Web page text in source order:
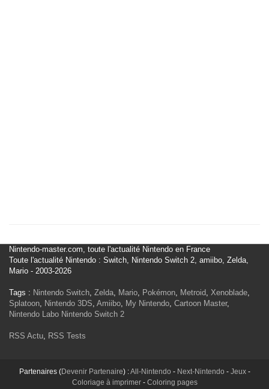
Nintendo-master.com, toute l'actualité Nintendo en France
Toute l'actualité Nintendo : Switch, Nintendo Switch 2, amiibo, Zelda,
Mario - 2003-2026
Tags : Nintendo Switch, Zelda, Mario, Pokémon, Metroid, Xenoblade,
Splatoon, Nintendo 3DS, Amiibo, My Nintendo, Cartoon Master,
Nintendo Labo Nintendo Switch 2
RSS Actu, RSS Tests
Partenaires (Devenir Partenaire) :All-Nintendo - Next-Nintendo - Jeux-
Coloriage à imprimer- Coloring pages